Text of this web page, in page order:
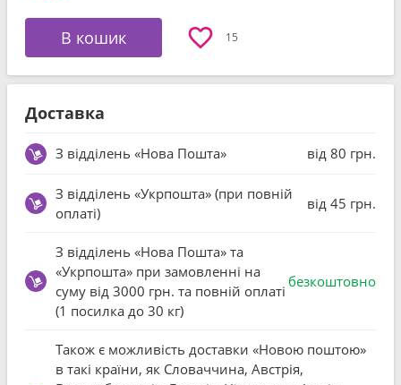
В кошик 15
Доставка
З відділень «Нова Пошта» від 80 грн.
З відділень «Укрпошта» (при повній
оплаті)
від 45 грн.
З відділень «Нова Пошта» та
«Укрпошта» при замовленні на
суму від 3000 грн. та повній оплаті
(1 посилка до 30 кг)
безкоштовно
Також є можливість доставки «Новою поштою»
в такі країни, як Словаччина, Австрія,